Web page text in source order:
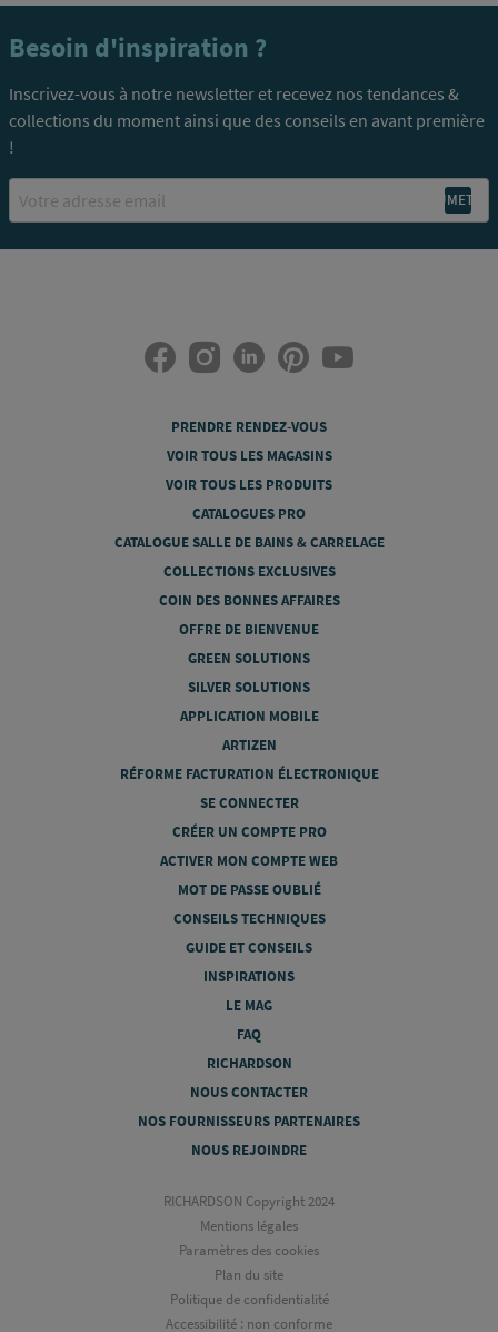
Besoin d'inspiration ?
Inscrivez-vous à notre newsletter et recevez nos tendances &
collections du moment ainsi que des conseils en avant première
!
Email
PRENDRE RENDEZ-VOUS
VOIR TOUS LES MAGASINS
VOIR TOUS LES PRODUITS
CATALOGUES PRO
CATALOGUE SALLE DE BAINS & CARRELAGE
COLLECTIONS EXCLUSIVES
COIN DES BONNES AFFAIRES
OFFRE DE BIENVENUE
GREEN SOLUTIONS
SILVER SOLUTIONS
APPLICATION MOBILE
ARTIZEN
RÉFORME FACTURATION ÉLECTRONIQUE
SE CONNECTER
CRÉER UN COMPTE PRO
ACTIVER MON COMPTE WEB
MOT DE PASSE OUBLIÉ
CONSEILS TECHNIQUES
GUIDE ET CONSEILS
INSPIRATIONS
LE MAG
FAQ
RICHARDSON
NOUS CONTACTER
NOS FOURNISSEURS PARTENAIRES
NOUS REJOINDRE
RICHARDSON Copyright 2024
Mentions légales
Paramètres des cookies
Plan du site
Politique de confidentialité
Accessibilité : non conforme